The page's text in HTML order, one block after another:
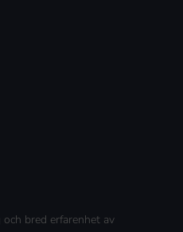
bred erfarenhet av